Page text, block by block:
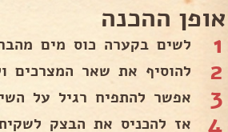
אופן ההכנה
1 לשים בקערה כוס מים
2 להוסיף את שאר המצרכים
3 אפשר להתפיח רגיל על
4
אז להכניס את הבצק לשקית